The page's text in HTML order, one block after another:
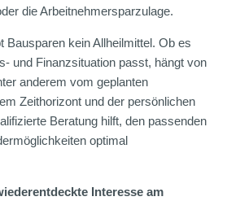
die Arbeitnehmersparzulage.
Bausparen kein Allheilmittel. Ob es
und Finanzsituation passt, hängt von
anderem vom geplanten
Zeithorizont und der persönlichen
Beratung hilft, den passenden
optimal
Interesse am